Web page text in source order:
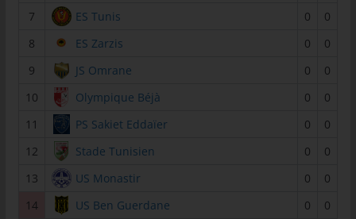
7
ES Tunis 0
0
8
ES Zarzis 0
0
9
JS Omrane 0
0
10
Olympique Béjà 0
0
11
PS Sakiet Eddaïer 0
0
12
Stade Tunisien 0
0
13
US Monastir 0
0
14
US Ben Guerdane 0
0
tunesienfussball.de
Uwe Wassenberg
Rue 2 Mars
4022 Akouda - Tunesien
Telefon: +216 216 16 616
Cookies
Die Internetseiten verwenden Cookies. Cookies sind